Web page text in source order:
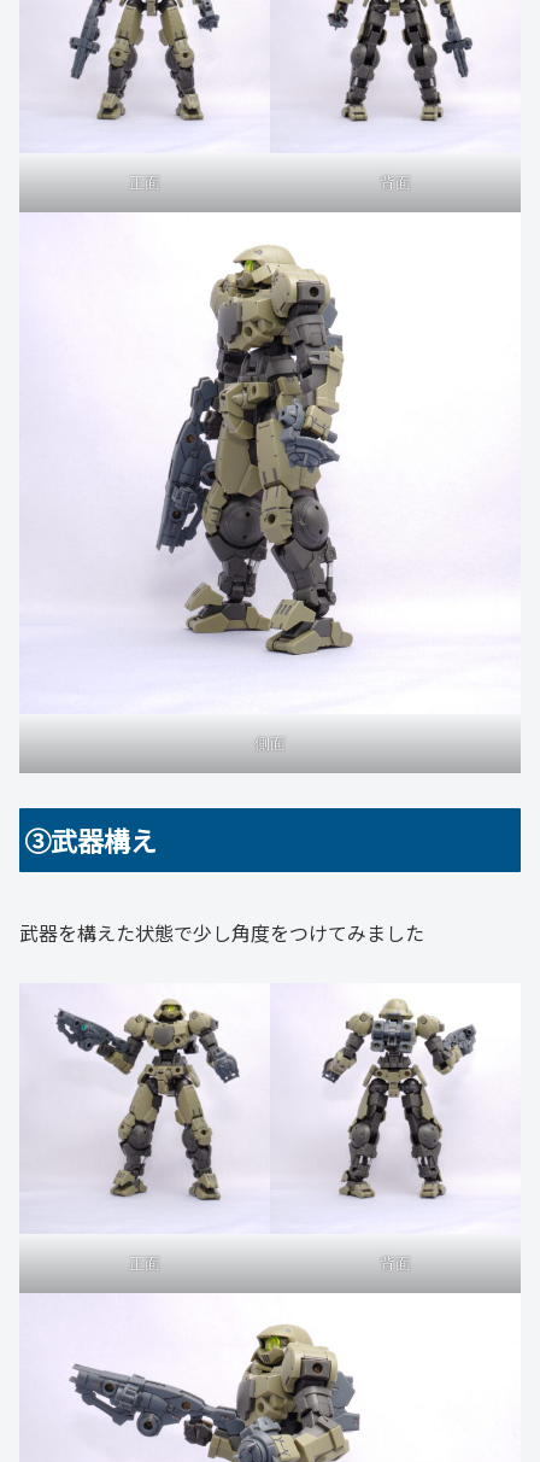
正面 背面
側面
③武器構え
武器を構えた状態で少し角度をつけてみました
正面 背面